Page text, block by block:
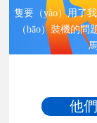
隻要（yào）用了
（bāo）裝機的
他